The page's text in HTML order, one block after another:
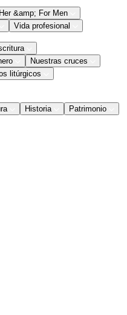
&amp; For Men
Vida profesional
Nuestras cruces
litúrgicos
Historia
Patrimonio